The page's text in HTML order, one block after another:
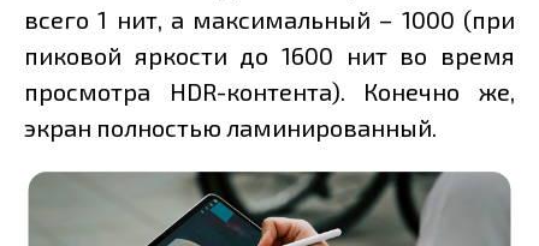
всего 1 нит, а максимальный – 1000 (при
пиковой яркости до 1600 нит во время
просмотра HDR-контента). Конечно же,
экран полностью ламинированный.